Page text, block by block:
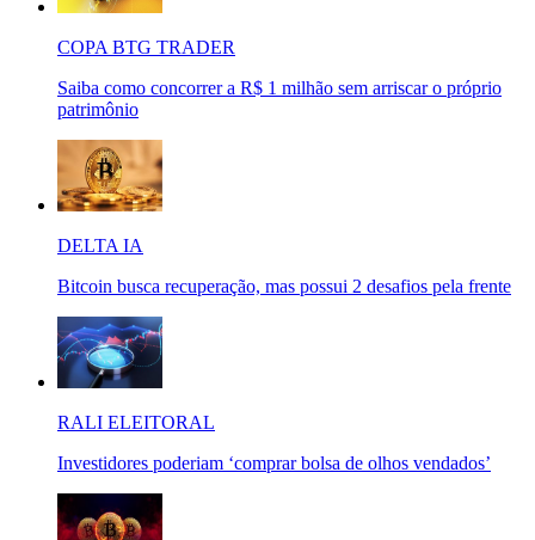
COPA BTG TRADER
Saiba como concorrer a R$ 1 milhão sem arriscar o próprio
patrimônio
DELTA IA
Bitcoin busca recuperação, mas possui 2 desafios pela frente
RALI ELEITORAL
Investidores poderiam ‘comprar bolsa de olhos vendados’